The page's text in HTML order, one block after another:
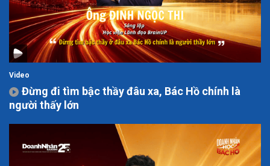
Video
Đừng đi tìm bậc thầy đâu xa, Bác Hồ chính là
người thấy lớn